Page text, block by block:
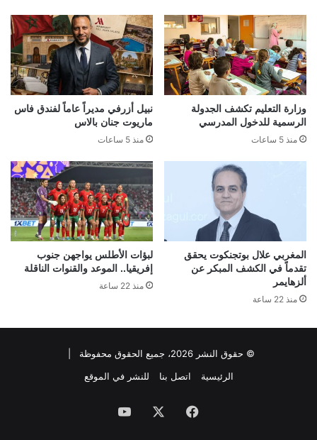
وزارة التعليم تكشف الجدولة
الرسمية للدخول المدرسي
منذ 5 ساعات
نبيل أزرفي مديراً عاماً لفندق فاس
ماريوت جنان بالاس
منذ 5 ساعات
المغربي علال بوتجنكوت يحقق
تقدماً في الكشف المبكر عن
ألزهايمر
منذ 22 ساعة
لبؤات الأطلس يواجهن جنوب
إفريقيا.. الموعد والقنوات الناقلة
منذ 22 ساعة
© حقوق النشر 2026، جميع الحقوق محفوظة |
الرئيسية
اتصل بنا للنشر في الموقع
فيسبوك